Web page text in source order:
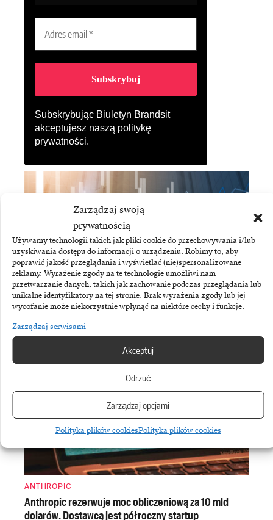
Zarządzaj swoją
prywatnością
Używamy technologii takich jak pliki cookie do przechowywania i/lub
uzyskiwania dostępu do informacji o urządzeniu. Robimy to, aby
poprawić jakość przeglądania i wyświetlać (nie)spersonalizowane
reklamy. Wyrażenie zgody na te technologie umożliwi nam
przetwarzanie danych, takich jak zachowanie podczas przeglądania lub
unikalne identyfikatory na tej stronie. Brak wyrażenia zgody lub jej
wycofanie może niekorzystnie wpłynąć na niektóre cechy i funkcje.
Zarządzaj serwisami
Akceptuj
Odrzuć
Zarządzaj opcjami
Polityka plików cookiesPolityka plików cookies
Subskrybując Biuletyn Brandsit
akceptujesz naszą politykę
prywatności.
ASSECO BUSINESS SOLUTIONS
Asseco Business Solutions: mocny wzrost zysku
i sprzedaży ERP
ANTHROPIC
Anthropic rezerwuje moc obliczeniową za 10 mld
dolarów. Dostawcą jest półroczny startup